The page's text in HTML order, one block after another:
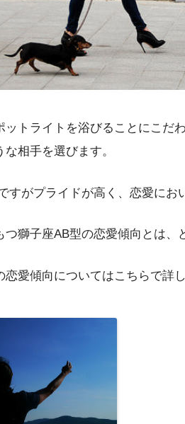
ットライトを浴びることにこだ
相手を選びます。
すがプライドが高く、恋愛にお
獅子座AB型の恋愛傾向とは、
恋愛傾向についてはこちらで詳